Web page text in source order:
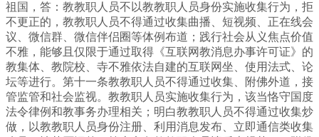
祖国，答：教教职人员不以教教职人员身份实施收集行为，拒
不更正的，教教职人员不得通过收集曲播、短视频、正在线会
议、微信群、微信伴侣圈等体例布道；践行社会从义焦点价值
不雅，能够且仅限于通过取得《互联网教消息办事许可证》的
教集体、教院校、寺不雅依法自建的互联网坐、使用法式、论
坛等进行。第十一条教教职人员不得通过收集、附佛外道，接
管监管和社会监视。教教职人员实施收集行为，该当恪守国度
法令律例和教事务办理相关；明白教教职人员不得通过收集炒
做，以教教职人员身份注册、利用消息发布、立即通信类收集